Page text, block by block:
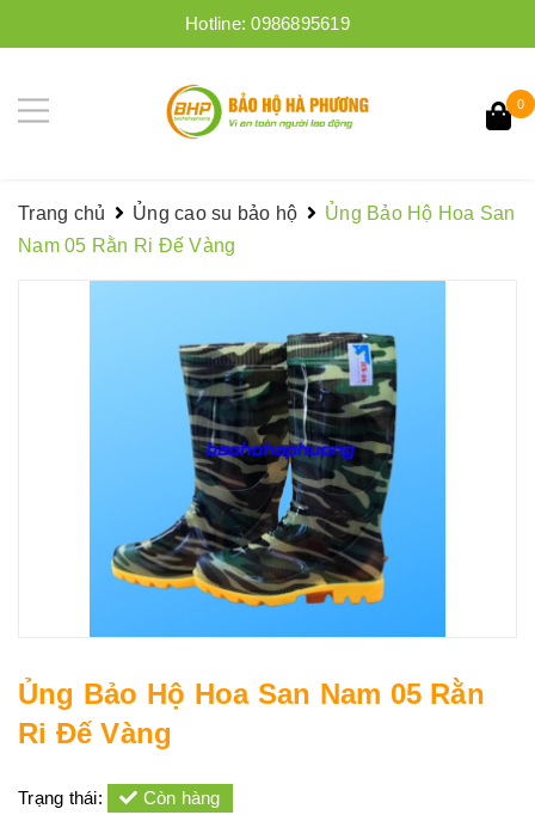
Hotline:0986895619
0
Trang chủ Ủng cao su bảo hộ
Ủng Bảo Hộ Hoa San
Nam 05 Rằn Ri Đế Vàng
Ủng Bảo Hộ Hoa San Nam 05 Rằn
Ri Đế Vàng
Trạng thái: Còn hàng